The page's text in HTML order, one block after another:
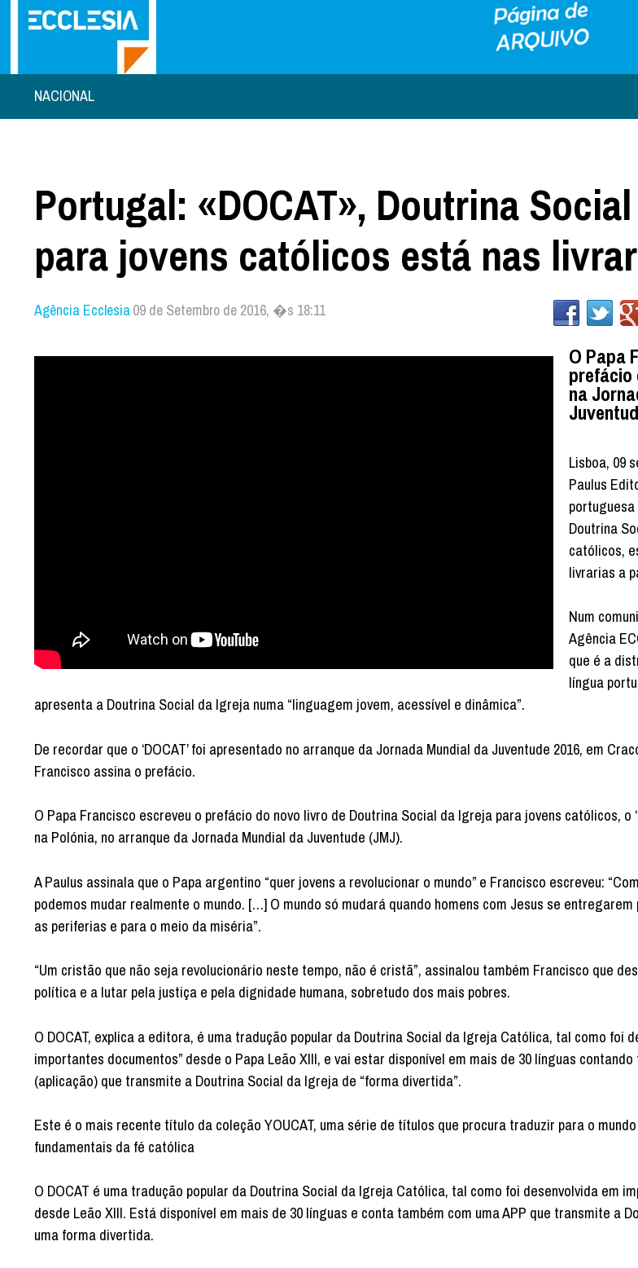
NACIONAL
Portugal: «DOCAT», Doutrina
para jovens católicos está nas
Agência Ecclesia09 de Setembro de 2016, �s 18:11
O Papa
prefácio
na
Lisboa, 09
Paulus
portuguesa
Doutrina
católicos,
livrarias a
Num
Agência
que é a
língua
apresenta a Doutrina Social da Igreja numa “linguagem jovem, acessível e dinâmica”.
De recordar que o ‘DOCAT’ foi apresentado no arranque da Jornada Mundial da Juventude 2016, em
Francisco assina o prefácio.
O Papa Francisco escreveu o prefácio do novo livro de Doutrina Social da Igreja para jovens católicos, o
na Polónia, no arranque da Jornada Mundial da Juventude (JMJ).
A Paulus assinala que o Papa argentino “quer jovens a revolucionar o mundo” e Francisco escreveu:
podemos mudar realmente o mundo. […] O mundo só mudará quando homens com Jesus se
as periferias e para o meio da miséria”.
“Um cristão que não seja revolucionário neste tempo, não é cristã”, assinalou também Francisco que
política e a lutar pela justiça e pela dignidade humana, sobretudo dos mais pobres.
O DOCAT, explica a editora, é uma tradução popular da Doutrina Social da Igreja Católica, tal como foi
importantes documentos” desde o Papa Leão XIII, e vai estar disponível em mais de 30 línguas contando
(aplicação) que transmite a Doutrina Social da Igreja de “forma divertida”.
Este é o mais recente título da coleção YOUCAT, uma série de títulos que procura traduzir para o
fundamentais da fé católica
O DOCAT é uma tradução popular da Doutrina Social da Igreja Católica, tal como foi desenvolvida em
desde Leão XIII. Está disponível em mais de 30 línguas e conta também com uma APP que transmite a
uma forma divertida.